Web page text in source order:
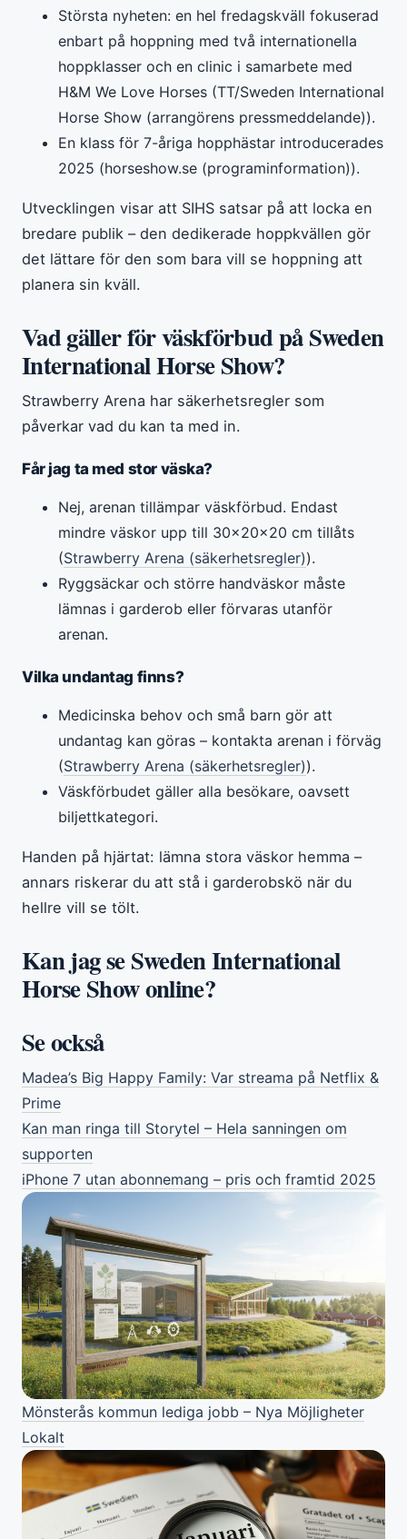
Största nyheten: en hel fredagskväll fokuserad
enbart på hoppning med två internationella
hoppklasser och en clinic i samarbete med
H&M We Love Horses (TT/Sweden International
Horse Show (arrangörens pressmeddelande)).
En klass för 7-åriga hopphästar introducerades
2025 (horseshow.se (programinformation)).
Utvecklingen visar att SIHS satsar på att locka en
bredare publik – den dedikerade hoppkvällen gör
det lättare för den som bara vill se hoppning att
planera sin kväll.
Vad gäller för väskförbud på Sweden
International Horse Show?
Strawberry Arena har säkerhetsregler som
påverkar vad du kan ta med in.
Får jag ta med stor väska?
Nej, arenan tillämpar väskförbud. Endast
mindre väskor upp till 30×20×20 cm tillåts
(Strawberry Arena (säkerhetsregler)).
Ryggsäckar och större handväskor måste
lämnas i garderob eller förvaras utanför
arenan.
Vilka undantag finns?
Medicinska behov och små barn gör att
undantag kan göras – kontakta arenan i förväg
(Strawberry Arena (säkerhetsregler)).
Väskförbudet gäller alla besökare, oavsett
biljettkategori.
Handen på hjärtat: lämna stora väskor hemma –
annars riskerar du att stå i garderobskö när du
hellre vill se tölt.
Kan jag se Sweden International
Horse Show online?
Se också
Madea’s Big Happy Family: Var streama på Netflix &
Prime
Kan man ringa till Storytel – Hela sanningen om
supporten
iPhone 7 utan abonnemang – pris och framtid 2025
Mönsterås kommun lediga jobb – Nya Möjligheter
Lokalt